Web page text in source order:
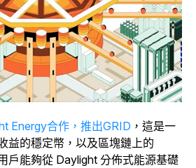
Energy合作，推出GRID ，這是一
益的穩定幣，以及區塊鏈上的
戶能夠從 Daylight 分佈式能源基礎